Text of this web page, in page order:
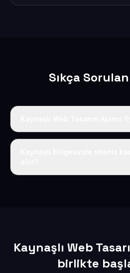
Sıkça
Tek fiyat uygulanır: yıllık 50
Kaynaşlı Web
birlikte